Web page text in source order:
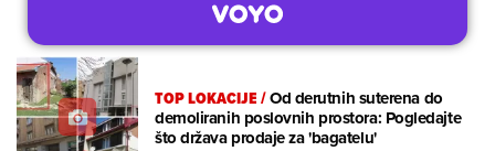
TOP LOKACIJE/Od derutnih suterena do
demoliranih poslovnih prostora: Pogledajte
što država prodaje za 'bagatelu'